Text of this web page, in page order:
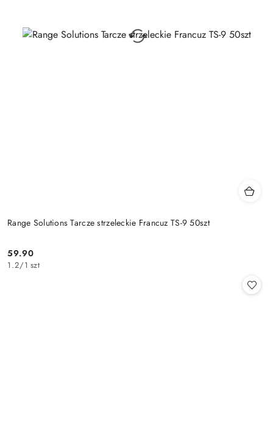
Range Solutions Tarcze strzeleckie Francuz TS-9 50szt
Cena:
59.90
1.2/1 szt